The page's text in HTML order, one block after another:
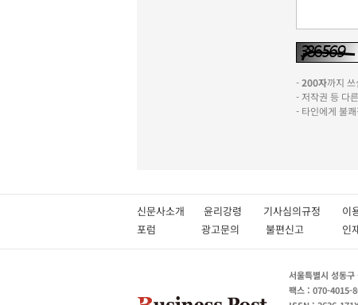
-200자까지
- 저작권 등 다
- 타인에게 불
신문사소개 윤리강령 기사심의규정 이
포럼
광고문의 불편신고
서울특별시 성동
팩스 : 070-4015-